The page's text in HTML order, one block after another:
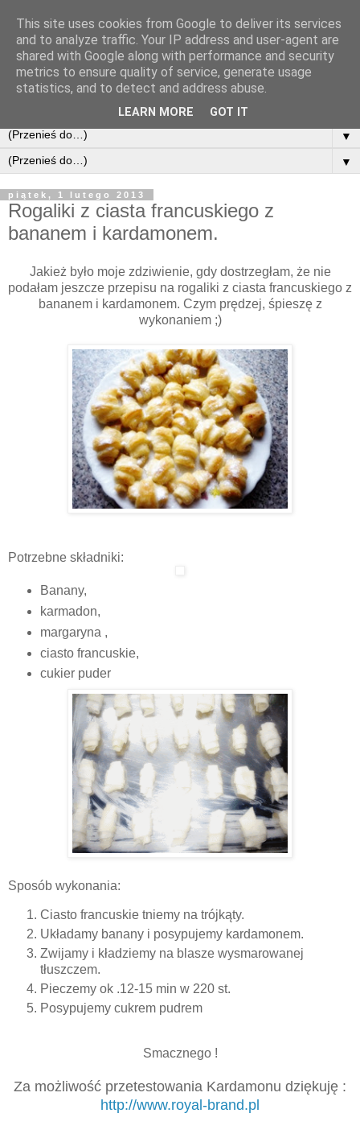
▼
▼
piątek, 1 lutego 2013
Rogaliki z ciasta francuskiego z
bananem i kardamonem.
Jakież było moje zdziwienie, gdy dostrzegłam, że nie
podałam jeszcze przepisu na rogaliki z ciasta francuskiego z
bananem i kardamonem. Czym prędzej, śpieszę z
wykonaniem ;)
Potrzebne składniki:
Banany,
karmadon,
margaryna ,
ciasto francuskie,
cukier puder
Sposób wykonania:
Ciasto francuskie tniemy na trójkąty.
Układamy banany i posypujemy kardamonem.
Zwijamy i kładziemy na blasze wysmarowanej
tłuszczem.
Pieczemy ok .12-15 min w 220 st.
Posypujemy cukrem pudrem
Smacznego !
Za możliwość przetestowania Kardamonu dziękuję :
http://www.royal-brand.pl
This site uses cookies from Google to deliver its services
and to analyze traffic. Your IP address and user-agent are
shared with Google along with performance and security
metrics to ensure quality of service, generate usage
statistics, and to detect and address abuse.
LEARN MORE GOT IT